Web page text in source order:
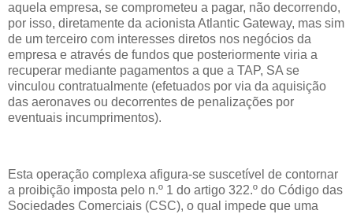
aquela empresa, se comprometeu a pagar, não decorrendo,
por isso, diretamente da acionista Atlantic Gateway, mas sim
de um terceiro com interesses diretos nos negócios da
empresa e através de fundos que posteriormente viria a
recuperar mediante pagamentos a que a TAP, SA se
vinculou contratualmente (efetuados por via da aquisição
das aeronaves ou decorrentes de penalizações por
eventuais incumprimentos).
Esta operação complexa afigura-se suscetível de contornar
a proibição imposta pelo n.º 1 do artigo 322.º do Código das
Sociedades Comerciais (CSC), o qual impede que uma